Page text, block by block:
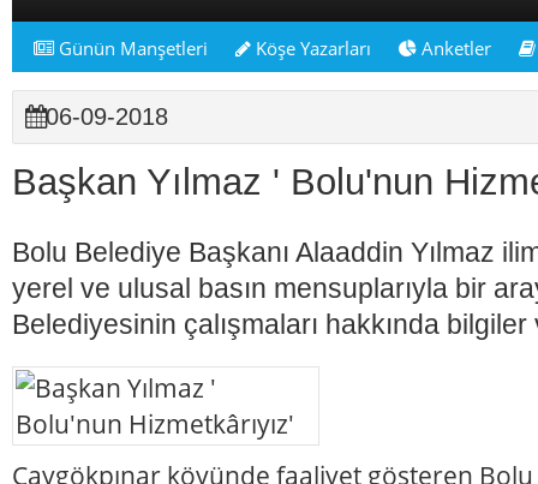
Günün Manşetleri Köşe Yazarları Anketler
06-09-2018
Başkan Yılmaz ' Bolu'nun
Bolu Belediye Başkanı Alaaddin Yılmaz
yerel ve ulusal basın mensuplarıyla bir
Belediyesinin çalışmaları hakkında bilgiler
Çaygökpınar köyünde faaliyet gösteren